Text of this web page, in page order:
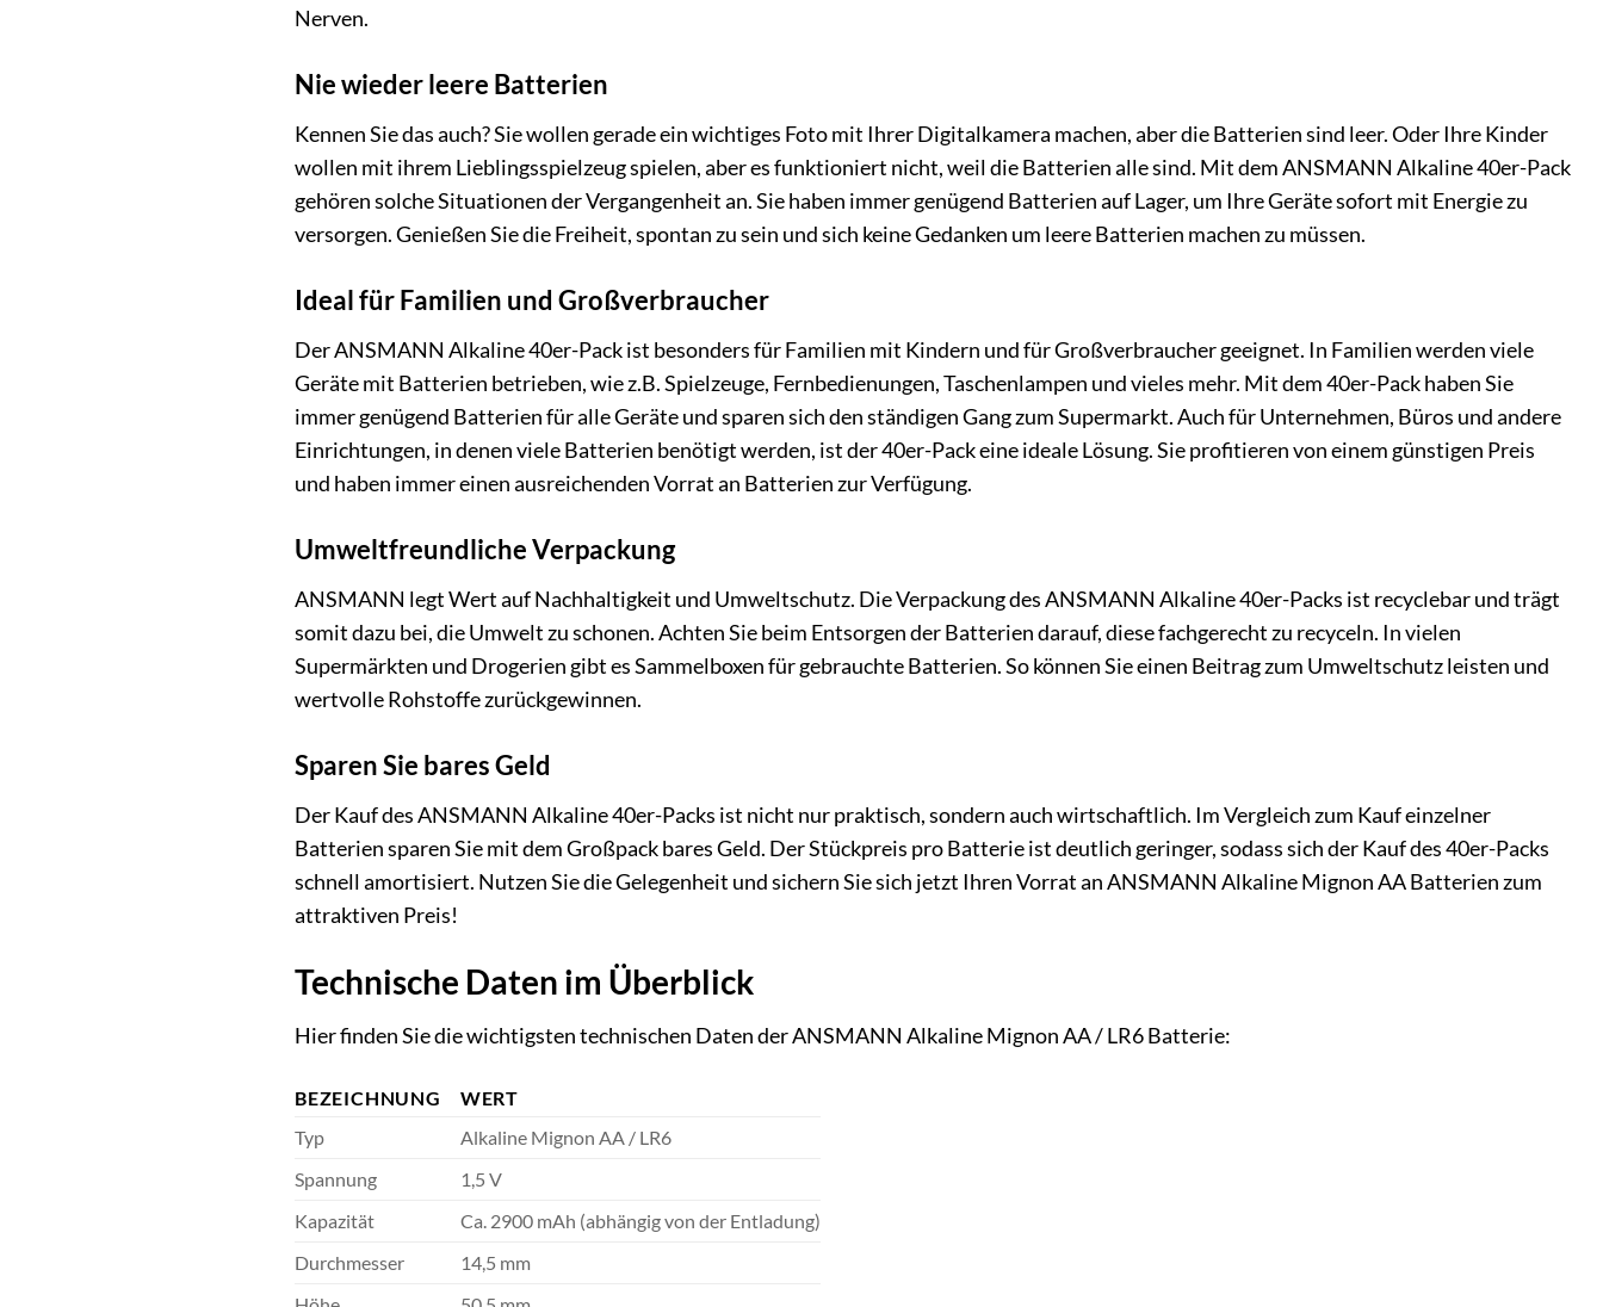
Nerven.
Nie wieder leere Batterien
Kennen Sie das auch? Sie wollen gerade ein wichtiges Foto mit Ihrer Digitalkamera machen, aber die Batterien sind leer. Oder Ihre Kinder
wollen mit ihrem Lieblingsspielzeug spielen, aber es funktioniert nicht, weil die Batterien alle sind. Mit dem ANSMANN Alkaline 40er-Pack
gehören solche Situationen der Vergangenheit an. Sie haben immer genügend Batterien auf Lager, um Ihre Geräte sofort mit Energie zu
versorgen. Genießen Sie die Freiheit, spontan zu sein und sich keine Gedanken um leere Batterien machen zu müssen.
Ideal für Familien und Großverbraucher
Der ANSMANN Alkaline 40er-Pack ist besonders für Familien mit Kindern und für Großverbraucher geeignet. In Familien werden viele
Geräte mit Batterien betrieben, wie z.B. Spielzeuge, Fernbedienungen, Taschenlampen und vieles mehr. Mit dem 40er-Pack haben Sie
immer genügend Batterien für alle Geräte und sparen sich den ständigen Gang zum Supermarkt. Auch für Unternehmen, Büros und andere
Einrichtungen, in denen viele Batterien benötigt werden, ist der 40er-Pack eine ideale Lösung. Sie profitieren von einem günstigen Preis
und haben immer einen ausreichenden Vorrat an Batterien zur Verfügung.
Umweltfreundliche Verpackung
ANSMANN legt Wert auf Nachhaltigkeit und Umweltschutz. Die Verpackung des ANSMANN Alkaline 40er-Packs ist recyclebar und trägt
somit dazu bei, die Umwelt zu schonen. Achten Sie beim Entsorgen der Batterien darauf, diese fachgerecht zu recyceln. In vielen
Supermärkten und Drogerien gibt es Sammelboxen für gebrauchte Batterien. So können Sie einen Beitrag zum Umweltschutz leisten und
wertvolle Rohstoffe zurückgewinnen.
Sparen Sie bares Geld
Der Kauf des ANSMANN Alkaline 40er-Packs ist nicht nur praktisch, sondern auch wirtschaftlich. Im Vergleich zum Kauf einzelner
Batterien sparen Sie mit dem Großpack bares Geld. Der Stückpreis pro Batterie ist deutlich geringer, sodass sich der Kauf des 40er-Packs
schnell amortisiert. Nutzen Sie die Gelegenheit und sichern Sie sich jetzt Ihren Vorrat an ANSMANN Alkaline Mignon AA Batterien zum
attraktiven Preis!
Technische Daten im Überblick
Hier finden Sie die wichtigsten technischen Daten der ANSMANN Alkaline Mignon AA / LR6 Batterie:
BEZEICHNUNG
WERT
Typ
Alkaline Mignon AA / LR6
Spannung
1,5 V
Kapazität
Ca. 2900 mAh (abhängig von der Entladung)
Durchmesser
14,5 mm